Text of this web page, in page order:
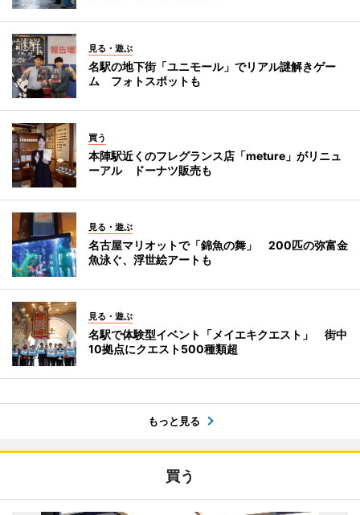
見る・遊ぶ
名駅の地下街「ユニモール」でリアル謎解きゲー
ム フォトスポットも
買う
本陣駅近くのフレグランス店「meture」がリニュ
ーアル ドーナツ販売も
見る・遊ぶ
名古屋マリオットで「錦魚の舞」 200匹の弥富金
魚泳ぐ、浮世絵アートも
見る・遊ぶ
名駅で体験型イベント「メイエキクエスト」 街中
10拠点にクエスト500種類超
もっと見る
買う